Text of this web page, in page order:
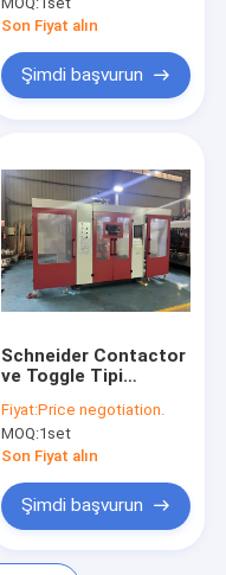
makinesi
Son Fiyat alın
Şimdi başvurun
Schneider Contactor
ve Toggle Tipi
4 Bozukluk Otomatik
Sıfırlama Makinesi
Fiyat:Price negotiation.
MOQ:1set
Son Fiyat alın
Şimdi başvurun